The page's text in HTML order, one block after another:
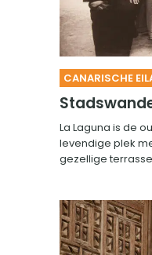
CANARISCHE
La Laguna is de
levendige plek
gezellige